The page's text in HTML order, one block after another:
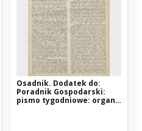
Osadnik. Dodatek do:
Poradnik Gospodarski:
pismo tygodniowe: organ